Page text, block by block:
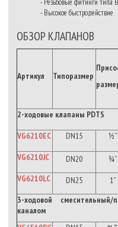
- Высокое быстродействие
ОБЗОР КЛАПАНОВ
Артикул Типоразмер
2-ходовые клапаны PDTS
VG6210EC
DN15 ½”
VG6210JC
DN20 ¾”
VG6210LC
DN25 1”
3-ходовой
каналом